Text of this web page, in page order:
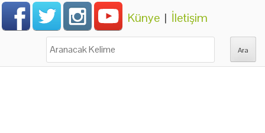
Künye | İletişim